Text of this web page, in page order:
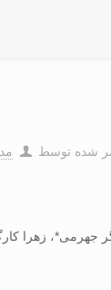
شده توسط
جهرمی*، زهرا